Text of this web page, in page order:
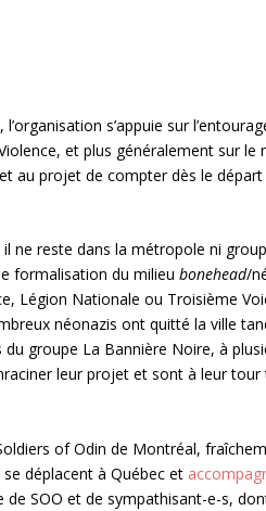
s’appuie sur
et plus généralement sur le
au projet de compter dès le départ
ne reste dans la métropole ni
formalisation du milieubonehead/
Légion Nationale ou Troisième
néonazis ont quitté la ville
groupe La Bannière Noire, à
leur projet et sont à leur
of Odin de Montréal,
se déplacent à Québec et
de SOO et de sympathisant-e-s,